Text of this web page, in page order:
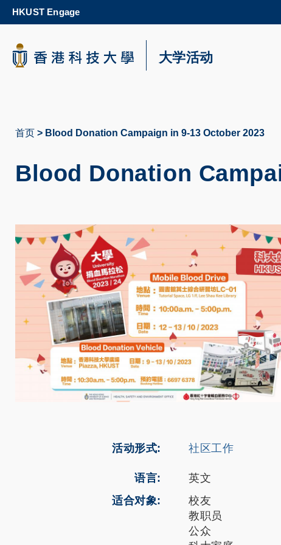
content
科大新闻
HKUST Engage
大学活动
包
首页 Blood Donation Campaign in 9-13 October 2023
Blood Donation
活动形式 社区工作
语言
英文
适合对象
校友
教职员
公众